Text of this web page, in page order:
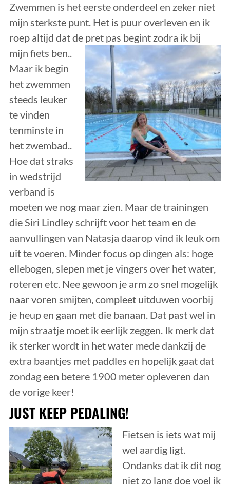
Zwemmen is het eerste onderdeel en zeker niet
mijn sterkste punt. Het is puur overleven en ik
roep altijd dat de pret pas begint zodra ik bij
mijn fiets ben..
Maar ik begin
het zwemmen
steeds leuker
te vinden
tenminste in
het zwembad..
Hoe dat straks
in wedstrijd
verband is
moeten we nog maar zien. Maar de trainingen
die Siri Lindley schrijft voor het team en de
aanvullingen van Natasja daarop vind ik leuk om
uit te voeren. Minder focus op dingen als: hoge
ellebogen, slepen met je vingers over het water,
roteren etc. Nee gewoon je arm zo snel mogelijk
naar voren smijten, compleet uitduwen voorbij
je heup en gaan met die banaan. Dat past wel in
mijn straatje moet ik eerlijk zeggen. Ik merk dat
ik sterker wordt in het water mede dankzij de
extra baantjes met paddles en hopelijk gaat dat
zondag een betere 1900 meter opleveren dan
de vorige keer!
JUST KEEP PEDALING!
Fietsen is iets wat mij
wel aardig ligt.
Ondanks dat ik dit nog
niet zo lang doe voel ik